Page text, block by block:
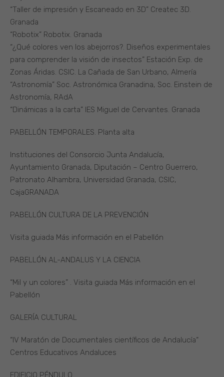
“Taller de impresión y Escaneado en 3D” Createc 3D.
Granada
“Robotix” Robotix. Granada
“¿Qué colores ven los abejorros?. Diseños experimentales
para comprender la visión de insectos” Estación Exp. de
Zonas Áridas. CSIC. La Cañada de San Urbano, Almería
“Astronomía” Soc. Astronómica Granadina, Soc. Einstein de
Astronomía, RAdA
“Dinámicas a la carta” IES Miguel de Cervantes. Granada
PABELLÓN TEMPORALES. Planta alta
Instituciones del Consorcio Junta Andalucía,
Ayuntamiento Granada, Diputación – Centro Guerrero,
Patronato Alhambra, Universidad Granada, CSIC,
CajaGRANADA
PABELLÓN CULTURA DE LA PREVENCIÓN
Visita guiada Más información en el Pabellón
PABELLÓN AL-ANDALUS Y LA CIENCIA
“Mil y un colores” . Visita guiada Más información en el
Pabellón
GALERÍA CULTURAL
“IV Maratón de Documentales científicos de Andalucía“
Centros Educativos Andaluces
EDIFICIO PÉNDULO